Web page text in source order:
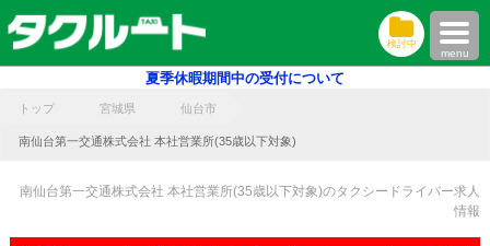
検討中
menu
夏季休暇期間中の受付について
トップ 宮城県 仙台市
南仙台第一交通株式会社 本社営業所(35歳以下対象)
南仙台第一交通株式会社 本社営業所(35歳以下対象)のタクシードライバー求人
情報